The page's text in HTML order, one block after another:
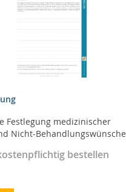
Festlegung medizinischer
Nicht-Behandlungswünsche
bestellen